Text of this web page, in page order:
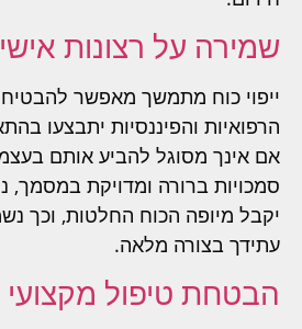
שמירה על רצונות
ייפוי כוח מתמשך מאפשר
הרפואיות והפיננסיות יתבצעו
אם אינך מסוגל להביע אותם
סמכויות ברורה ומדויקת במסמך,
יקבל מיופה הכוח החלטות, וכך
עתידך בצורה מלאה.
הבטחת טיפול מקצועי